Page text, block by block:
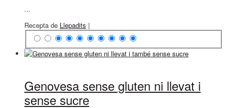
...
Recepta de Llepadits |
Genovesa sense gluten ni llevat i
sense sucre